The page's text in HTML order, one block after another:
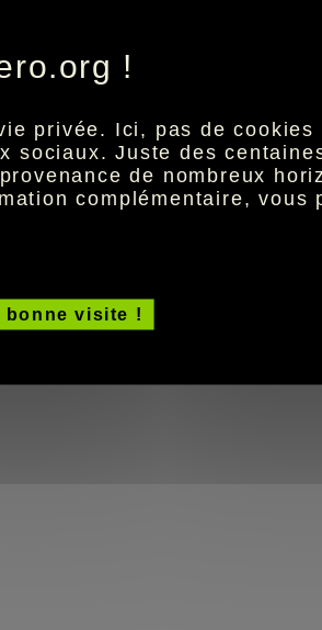
!
privée. Ici, pas de cookies
sociaux. Juste des
de nombreux
complémentaire, vous
bonne visite !